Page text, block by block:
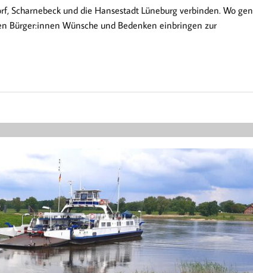
Scharnebeck und die Hansestadt Lüneburg verbinden. Wo
Bürger:innen Wünsche und Bedenken einbringen zur